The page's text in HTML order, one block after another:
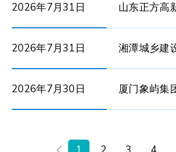
2026年7月31日 山东正方高
2026年7月31日 湘潭城乡建
2026年7月30日 厦门象屿集